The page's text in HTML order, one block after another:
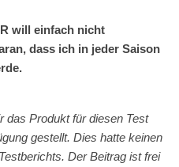
will einfach nicht
dass ich in jeder Saison
das Produkt für diesen Test
gestellt. Dies hatte keinen
Der Beitrag ist frei